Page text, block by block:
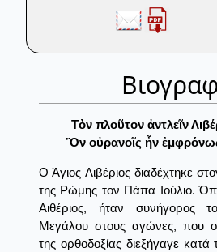
Τὸν πλοῦτον ἀντλεῖν
Ὃν οὐρανοῖς ἦν
Ο Άγιος Λιβέριος διαδέχτηκε
της Ρώμης τον Πάπα Ιούλιο.
Αιθέριος, ήταν συνήγορος
Μεγάλου στους αγώνες, που ο
της ορθοδοξίας διεξήγαγε κατά